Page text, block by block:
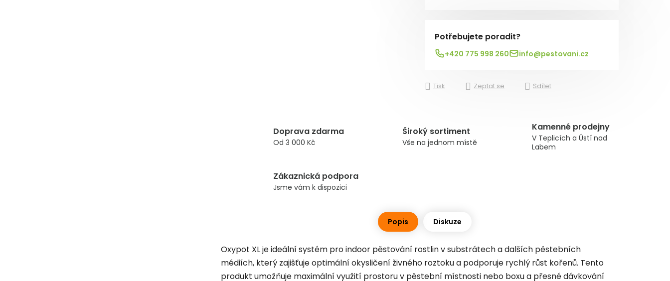
Potřebujete poradit?
+420 775 998 260 info@pestovani.cz
Tisk Zeptat se Sdílet
Doprava zdarma
Od 3 000 Kč
Široký sortiment
Vše na jednom místě
Kamenné prodejny
V Teplicích a Ústí nad
Labem
Zákaznická podpora
Jsme vám k dispozici
Popis Diskuze
Oxypot XL je ideální systém pro indoor pěstování rostlin v substrátech a dalších pěstebních
médiích, který zajišťuje optimální okysličení živného roztoku a podporuje rychlý růst kořenů. Tento
produkt umožňuje maximální využití prostoru v pěstební místnosti nebo boxu a přesné dávkování